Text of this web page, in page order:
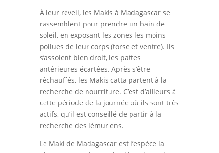
À leur réveil, les Makis à Madagascar se
rassemblent pour prendre un bain de
soleil, en exposant les zones les moins
poilues de leur corps (torse et ventre). Ils
s’assoient bien droit, les pattes
antérieures écartées. Après s’être
réchauffés, les Makis catta partent à la
recherche de nourriture. C’est d’ailleurs à
cette période de la journée où ils sont très
actifs, qu’il est conseillé de partir à la
recherche des lémuriens.
Le Maki de Madagascar est l’espèce la